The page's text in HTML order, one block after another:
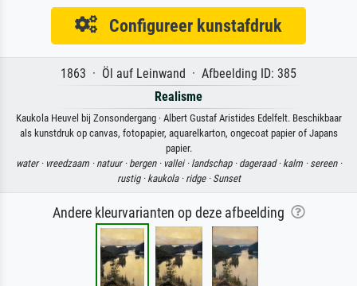
Configureer kunstafdruk
1863 · Öl auf Leinwand · Afbeelding ID: 385
Realisme
Kaukola Heuvel bij Zonsondergang · Albert Gustaf Aristides Edelfelt. Beschikbaar
als kunstdruk op canvas, fotopapier, aquarelkarton, ongecoat papier of Japans
papier.
water · vreedzaam · natuur · bergen · vallei · landschap · dageraad · kalm · sereen ·
rustig · kaukola · ridge · Sunset
Andere kleurvarianten op deze afbeelding